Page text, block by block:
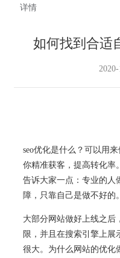
详情
如何找到合适
seo优化是什么？可以用
你精准获客，提高转化率
告诉大家一点：专业的人
障，只靠自己是做不好的。
大部分网站做好上线之后
限，并且在搜索引擎上展
很大。为什么网站的优化